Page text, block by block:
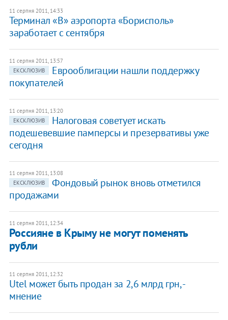
11 серпня 2011, 14:33
Терминал «В» аэропорта «Борисполь»
заработает с сентября
11 серпня 2011, 13:57
ЕКСКЛЮЗИВ
Еврооблигации нашли поддержку
покупателей
11 серпня 2011, 13:20
ЕКСКЛЮЗИВ
Налоговая советует искать
подешевевшие памперсы и презервативы уже
сегодня
11 серпня 2011, 13:08
ЕКСКЛЮЗИВ
Фондовый рынок вновь отметился
продажами
11 серпня 2011, 12:34
Россияне в Крыму не могут поменять
рубли
11 серпня 2011, 12:32
Utel может быть продан за 2,6 млрд грн, -
мнение